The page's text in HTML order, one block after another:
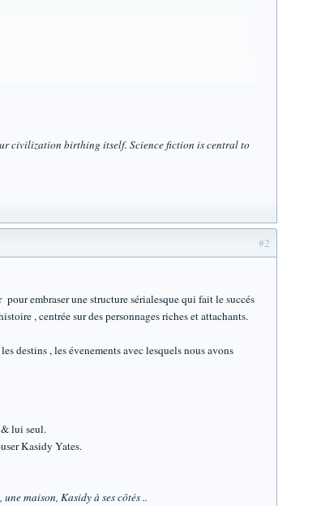
civilization birthing itself. Science fiction is central to
#2
embraser une structure sérialesque qui fait le succés
, centrée sur des personnages riches et attachants.
destins , les évenements avec lesquels nous avons
& lui seul.
Kasidy Yates.
maison, Kasidy à ses côtés ..